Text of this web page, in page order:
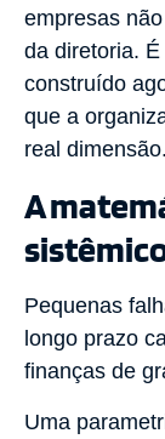
empresas
da diretoria.
construído
que a
real dimensão.
A
Pequenas
longo prazo
finanças de
Uma